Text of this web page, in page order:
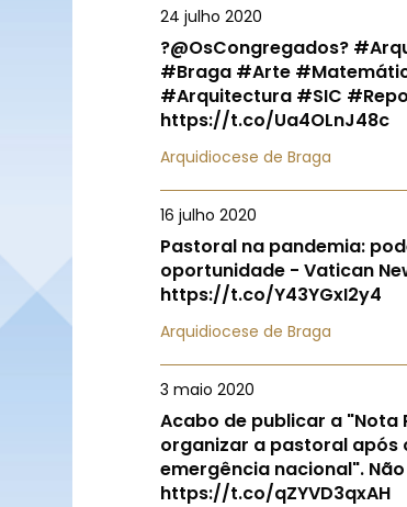
24 julho 2020
?@OsCongregados?
#Braga #Arte
#Arquitectura #SIC
https://t.co/Ua4OLnJ48c
Arquidiocese de Braga
16 julho 2020
Pastoral na pandemia:
oportunidade - Vatican
https://t.co/Y43YGxI2y4
Arquidiocese de Braga
3 maio 2020
Acabo de publicar a "Nota
organizar a pastoral após
emergência nacional".
https://t.co/qZYVD3qxAH